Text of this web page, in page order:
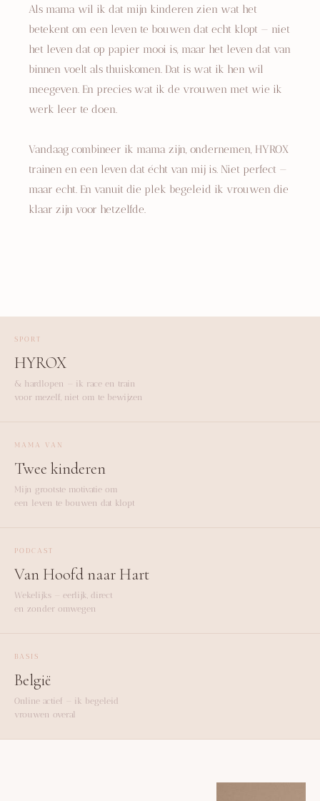
Als mama wil ik dat mijn kinderen zien wat het
betekent om een leven te bouwen dat echt klopt — niet
het leven dat op papier mooi is, maar het leven dat van
binnen voelt als thuiskomen. Dat is wat ik hen wil
meegeven. En precies wat ik de vrouwen met wie ik
werk leer te doen.
Vandaag combineer ik mama zijn, ondernemen, HYROX
trainen en een leven dat écht van mij is. Niet perfect —
maar echt. En vanuit die plek begeleid ik vrouwen die
klaar zijn voor hetzelfde.
SPORT
HYROX
& hardlopen — ik race en train
voor mezelf, niet om te bewijzen
MAMA VAN
Twee kinderen
Mijn grootste motivatie om
een leven te bouwen dat klopt
PODCAST
Van Hoofd naar Hart
Wekelijks — eerlijk, direct
en zonder omwegen
BASIS
België
Online actief — ik begeleid
vrouwen overal